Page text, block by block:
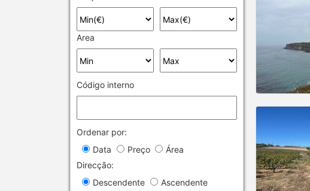
Area
Código interno
Ordenar por:
Data
Preço
Área
Direcção:
Descendente
Ascendente